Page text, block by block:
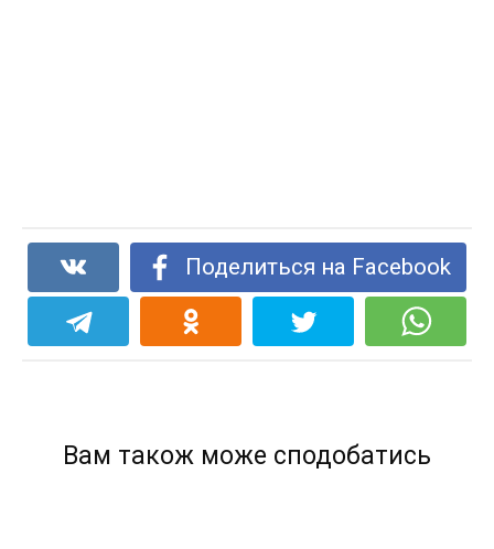
Поделиться на Facebook
Вам також може сподобатись